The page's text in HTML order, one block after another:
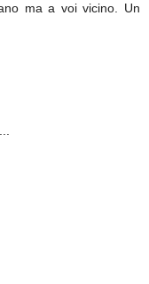
ma a voi vicino. Un